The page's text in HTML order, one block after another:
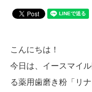
こんにちは！
今日は、イースマイ
る薬用歯磨き粉「リ